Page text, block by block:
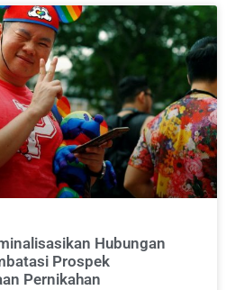
Hubungan
Prospek
Pernikahan